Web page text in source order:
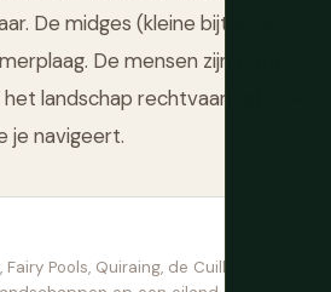
De midges (kleine bijtende
De mensen zijn warm,
landschap rechtvaardigt elke
je navigeert.
Pools, Quiraing, de Cuillin rug.